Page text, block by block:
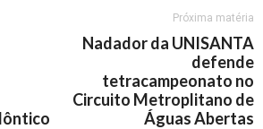
Próxima matéria
Nadador da UNISANTA
defende
tetracampeonato no
Circuito Metroplitano de
Águas Abertas